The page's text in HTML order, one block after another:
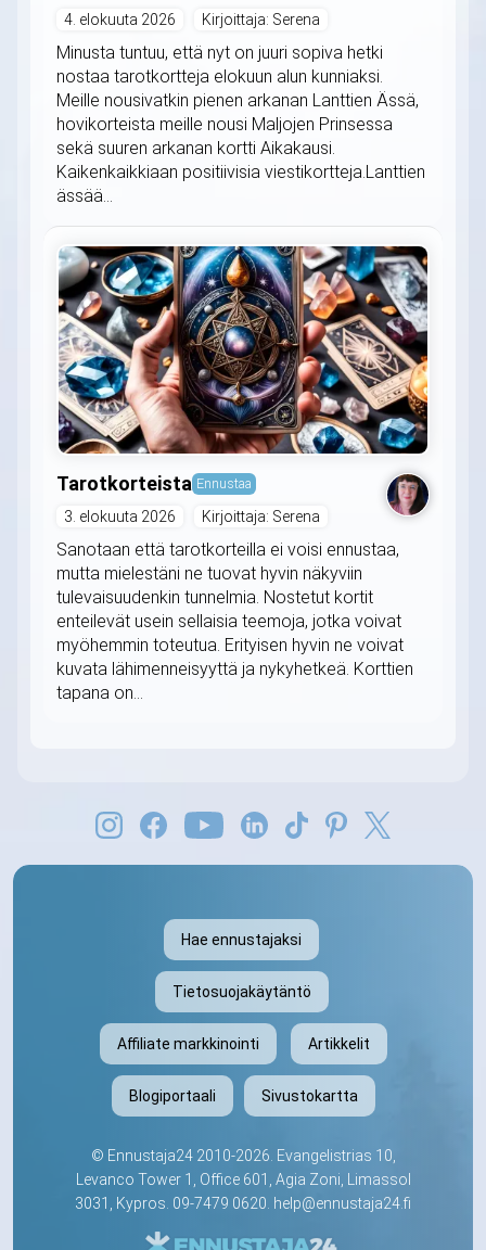
4. elokuuta 2026 Kirjoittaja: Serena
Minusta tuntuu, että nyt on juuri sopiva hetki
nostaa tarotkortteja elokuun alun kunniaksi.
Meille nousivatkin pienen arkanan Lanttien Ässä,
hovikorteista meille nousi Maljojen Prinsessa
sekä suuren arkanan kortti Aikakausi.
Kaikenkaikkiaan positiivisia viestikortteja.Lanttien
ässää...
Tarotkorteista Ennustaa
3. elokuuta 2026 Kirjoittaja: Serena
Sanotaan että tarotkorteilla ei voisi ennustaa,
mutta mielestäni ne tuovat hyvin näkyviin
tulevaisuudenkin tunnelmia. Nostetut kortit
enteilevät usein sellaisia teemoja, jotka voivat
myöhemmin toteutua. Erityisen hyvin ne voivat
kuvata lähimenneisyyttä ja nykyhetkeä. Korttien
tapana on...
Hae ennustajaksi
Tietosuojakäytäntö
Affiliate markkinointi Artikkelit
Blogiportaali Sivustokartta
© Ennustaja242010-2026. Evangelistrias 10,
Levanco Tower 1, Office 601, Agia Zoni, Limassol
3031, Kypros. 09-7479 0620. help@ennustaja24.fi